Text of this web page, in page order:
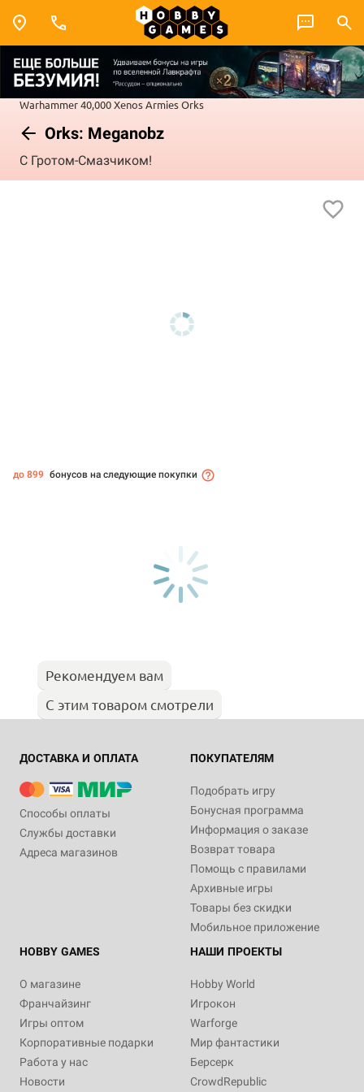
Warhammer 40,000Xenos ArmiesOrks
Orks: Meganobz
С Гротом-Смазчиком!
до 899 бонусов на следующие покупки
Рекомендуем вам
С этим товаром смотрели
ДОСТАВКА И ОПЛАТА
Способы оплаты
Службы доставки
Адреса магазинов
ПОКУПАТЕЛЯМ
Подобрать игру
Бонусная программа
Информация о заказе
Возврат товара
Помощь с правилами
Архивные игры
Товары без скидки
Мобильное приложение
HOBBY GAMES
О магазине
Франчайзинг
Игры оптом
Корпоративные подарки
Работа у нас
Новости
НАШИ ПРОЕКТЫ
Hobby World
Игрокон
Warforge
Мир фантастики
Берсерк
CrowdRepublic